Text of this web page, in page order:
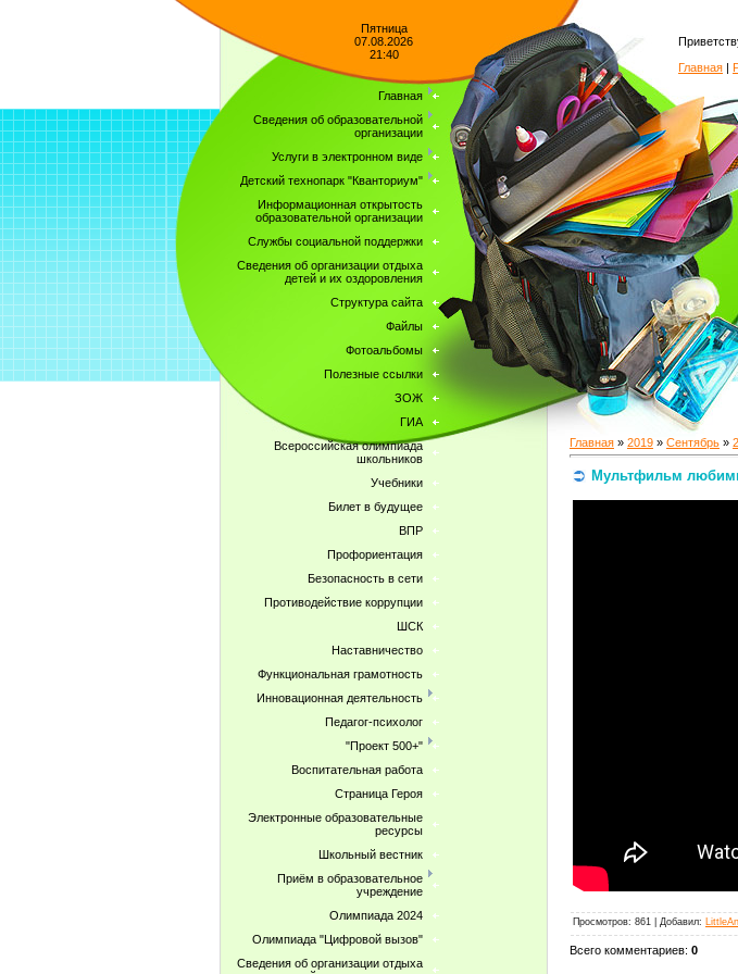
Пятница
07.08.2026
21:40
Главная
Сведения об образовательной
организации
Услуги в электронном виде
Детский технопарк "Кванториум"
Информационная открытость
образовательной организации
Службы социальной поддержки
Сведения об организации отдыха
детей и их оздоровления
Структура сайта
Файлы
Фотоальбомы
Полезные ссылки
ЗОЖ
ГИА
Всероссийская олимпиада
школьников
Учебники
Билет в будущее
ВПР
Профориентация
Безопасность в сети
Противодействие коррупции
ШСК
Наставничество
Функциональная грамотность
Инновационная деятельность
Педагог-психолог
"Проект 500+"
Воспитательная работа
Страница Героя
Электронные образовательные
ресурсы
Школьный вестник
Приём в образовательное
учреждение
Олимпиада 2024
Олимпиада "Цифровой вызов"
Сведения об организации отдыха
Главная |
Главная » 2019 » Сентябрь »
Мультфильм
Просмотров: 861 Добавил:
Всего комментариев: 0